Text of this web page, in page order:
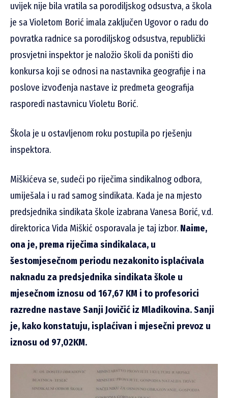
uvijek nije bila vratila sa porodiljskog odsustva, a škola
je sa Violetom Borić imala zaključen Ugovor o radu do
povratka radnice sa porodiljskog odsustva, republički
prosvjetni inspektor je naložio školi da poništi dio
konkursa koji se odnosi na nastavnika geografije i na
poslove izvođenja nastave iz predmeta geografija
rasporedi nastavnicu Violetu Borić.
Škola je u ostavljenom roku postupila po rješenju
inspektora.
Miškićeva se, sudeći po riječima sindikalnog odbora,
umiješala i u rad samog sindikata. Kada je na mjesto
predsjednika sindikata škole izabrana Vanesa Borić, v.d.
direktorica Vida Miškić osporavala je taj izbor. Naime,
ona je, prema riječima sindikalaca, u
šestomjesečnom periodu nezakonito isplaćivala
naknadu za predsjednika sindikata škole u
mjesečnom iznosu od 167,67 KM i to profesorici
razredne nastave Sanji Jovičić iz Mladikovina. Sanji
je, kako konstatuju, isplaćivan i mjesečni prevoz u
iznosu od 97,02KM.